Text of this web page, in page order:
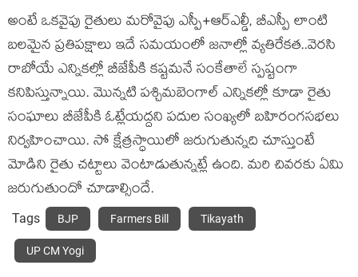
అంటే ఒకవైపు రైతులు మరోవైపు ఎస్పీ+ఆర్ఎల్డీ, బీఎస్పీ లాంటి
బలమైన ప్రతిపక్షాలు ఇదే సమయంలో జనాల్లో వ్యతిరేకత..వెరసి
రాబోయే ఎన్నికల్లో బీజేపీకి కష్టమనే సంకేతాలే స్పష్టంగా
కనిపిస్తున్నాయి. మొన్నటి పశ్చిమబెంగాల్ ఎన్నికల్లో కూడా రైతు
సంఘాలు బీజేపీకి ఓట్లేయద్దని పదుల సంఖ్యలో బహిరంగసభలు
నిర్వహించాయి. సో క్షేత్రస్ధాయిలో జరుగుతున్నది చూస్తుంటే
మోడిని రైతు చట్టాలు వెంటాడుతున్నట్లే ఉంది. మరి చివరకు ఏమి
జరుగుతుందో చూడాల్సిందే.
Tags BJP Farmers Bill Tikayath
UP CM Yogi